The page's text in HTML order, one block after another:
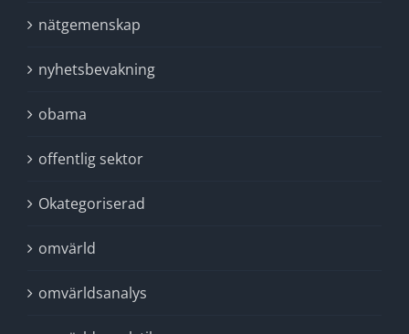
nätgemenskap
nyhetsbevakning
obama
offentlig sektor
Okategoriserad
omvärld
omvärldsanalys